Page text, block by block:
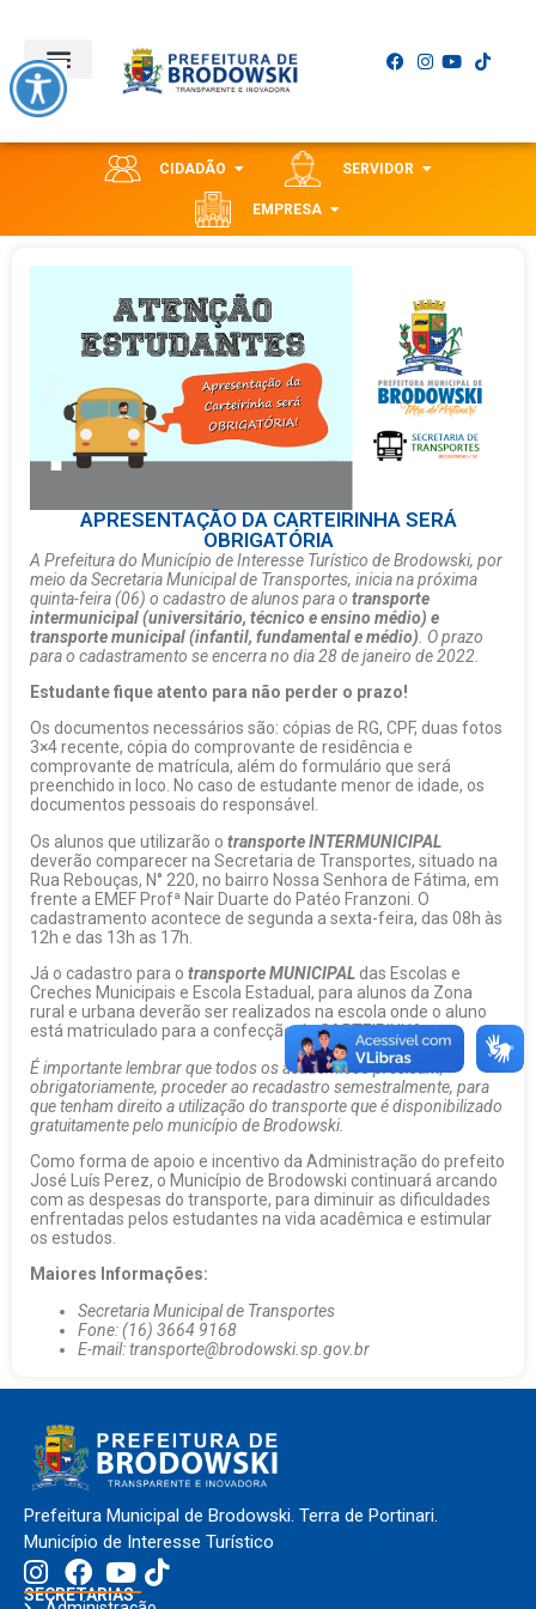
CIDADÃO SERVIDOR
EMPRESA
APRESENTAÇÃO DA CARTEIRINHA SERÁ
OBRIGATÓRIA
A Prefeitura do Município de Interesse Turístico de Brodowski, por
meio da Secretaria Municipal de Transportes, inicia na próxima
quinta-feira (06) o cadastro de alunos para o transporte
intermunicipal (universitário, técnico e ensino médio) e
transporte municipal (infantil, fundamental e médio) . O prazo
para o cadastramento se encerra no dia 28 de janeiro de 2022.
Estudante fique atento para não perder o prazo!
Os documentos necessários são: cópias de RG, CPF, duas fotos
3×4 recente, cópia do comprovante de residência e
comprovante de matrícula, além do formulário que será
preenchido in loco. No caso de estudante menor de idade, os
documentos pessoais do responsável.
Os alunos que utilizarão o transporte INTERMUNICIPAL
deverão comparecer na Secretaria de Transportes, situado na
Rua Rebouças, N° 220, no bairro Nossa Senhora de Fátima, em
frente a EMEF Profª Nair Duarte do Patéo Franzoni. O
cadastramento acontece de segunda a sexta-feira, das 08h às
12h e das 13h as 17h.
Já o cadastro para o transporte MUNICIPAL das Escolas e
Creches Municipais e Escola Estadual, para alunos da Zona
rural e urbana deverão ser realizados na escola onde o aluno
está matriculado para a confecção da CARTEIRINHA.
É importante lembrar que todos os acadêmicos precisam,
obrigatoriamente, proceder ao recadastro semestralmente, para
que tenham direito a utilização do transporte que é disponibilizado
gratuitamente pelo município de Brodowski.
Como forma de apoio e incentivo da Administração do prefeito
José Luís Perez, o Município de Brodowski continuará arcando
com as despesas do transporte, para diminuir as dificuldades
enfrentadas pelos estudantes na vida acadêmica e estimular
os estudos.
Maiores Informações:
Secretaria Municipal de Transportes
Fone: (16) 3664 9168
E-mail: transporte@brodowski.sp.gov.br
Prefeitura Municipal de Brodowski. Terra de Portinari.
Município de Interesse Turístico
SECRETARIAS